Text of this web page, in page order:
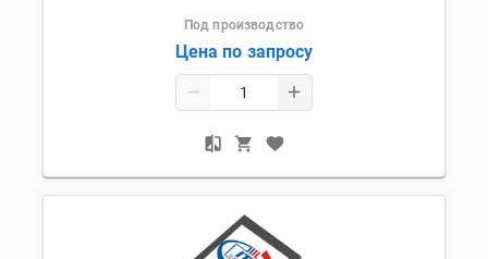
Под производство
Цена по запросу